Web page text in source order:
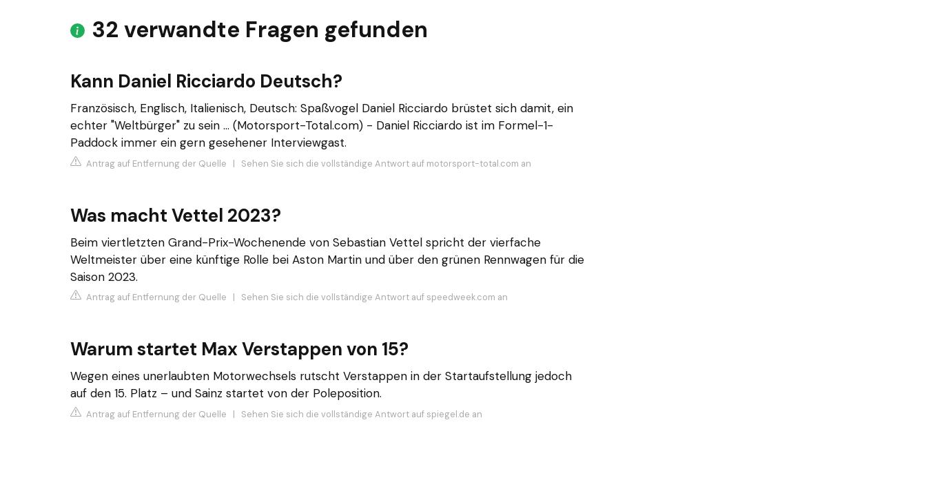
32 verwandte Fragen gefunden
Kann Daniel Ricciardo Deutsch?
Französisch, Englisch, Italienisch, Deutsch: Spaßvogel Daniel Ricciardo brüstet sich damit, ein
echter "Weltbürger" zu sein ... (Motorsport-Total.com) - Daniel Ricciardo ist im Formel-1-
Paddock immer ein gern gesehener Interviewgast.
Antrag auf Entfernung der Quelle | Sehen Sie sich die vollständige Antwort auf motorsport-total.com an
Was macht Vettel 2023?
Beim viertletzten Grand-Prix-Wochenende von Sebastian Vettel spricht der vierfache
Weltmeister über eine künftige Rolle bei Aston Martin und über den grünen Rennwagen für die
Saison 2023.
Antrag auf Entfernung der Quelle Sehen Sie sich die vollständige Antwort auf speedweek.com an
Warum startet Max Verstappen von 15?
Wegen eines unerlaubten Motorwechsels rutscht Verstappen in der Startaufstellung jedoch
auf den 15. Platz – und Sainz startet von der Poleposition.
Antrag auf Entfernung der Quelle | Sehen Sie sich die vollständige Antwort auf spiegel.de an